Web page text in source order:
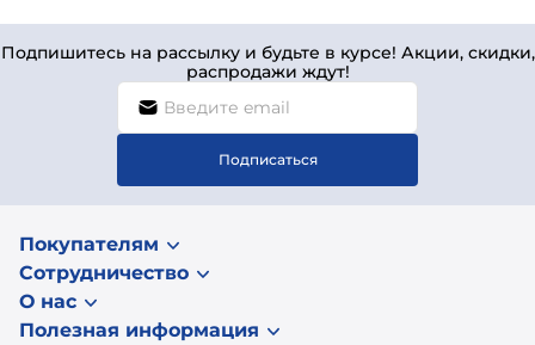
Подпишитесь на рассылку и будьте в курсе! Акции, скидки,
распродажи ждут!
Подписаться
Покупателям
Сотрудничество
О нас
Полезная информация